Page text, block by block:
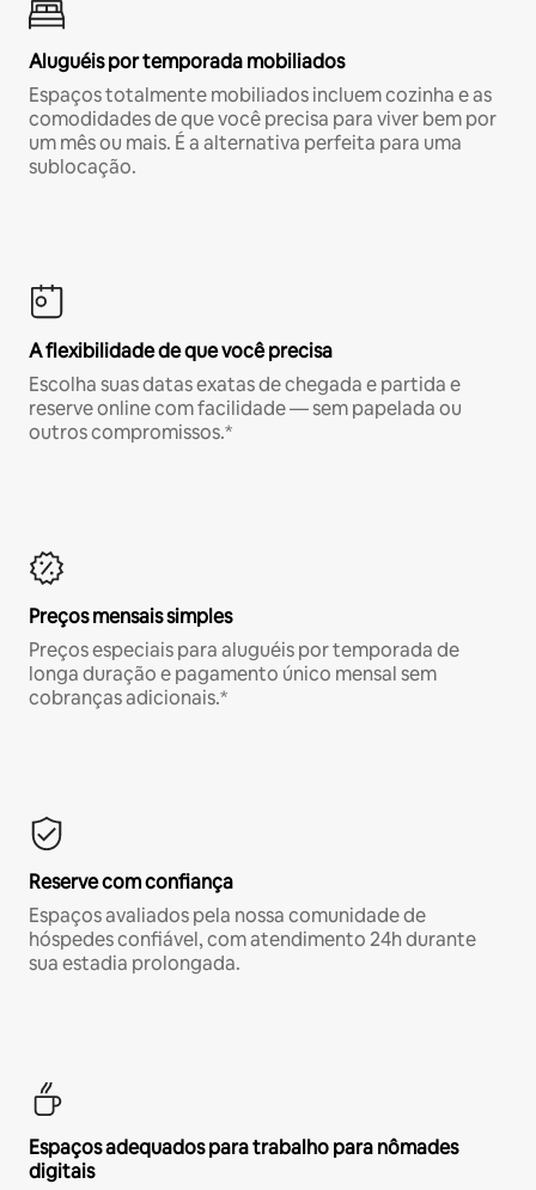
Aluguéis por temporada mobiliados
Espaços totalmente mobiliados incluem cozinha e as
comodidades de que você precisa para viver bem por
um mês ou mais. É a alternativa perfeita para uma
sublocação.
A flexibilidade de que você precisa
Escolha suas datas exatas de chegada e partida e
reserve online com facilidade — sem papelada ou
outros compromissos.*
Preços mensais simples
Preços especiais para aluguéis por temporada de
longa duração e pagamento único mensal sem
cobranças adicionais.*
Reserve com confiança
Espaços avaliados pela nossa comunidade de
hóspedes confiável, com atendimento 24h durante
sua estadia prolongada.
Espaços adequados para trabalho para nômades
digitais